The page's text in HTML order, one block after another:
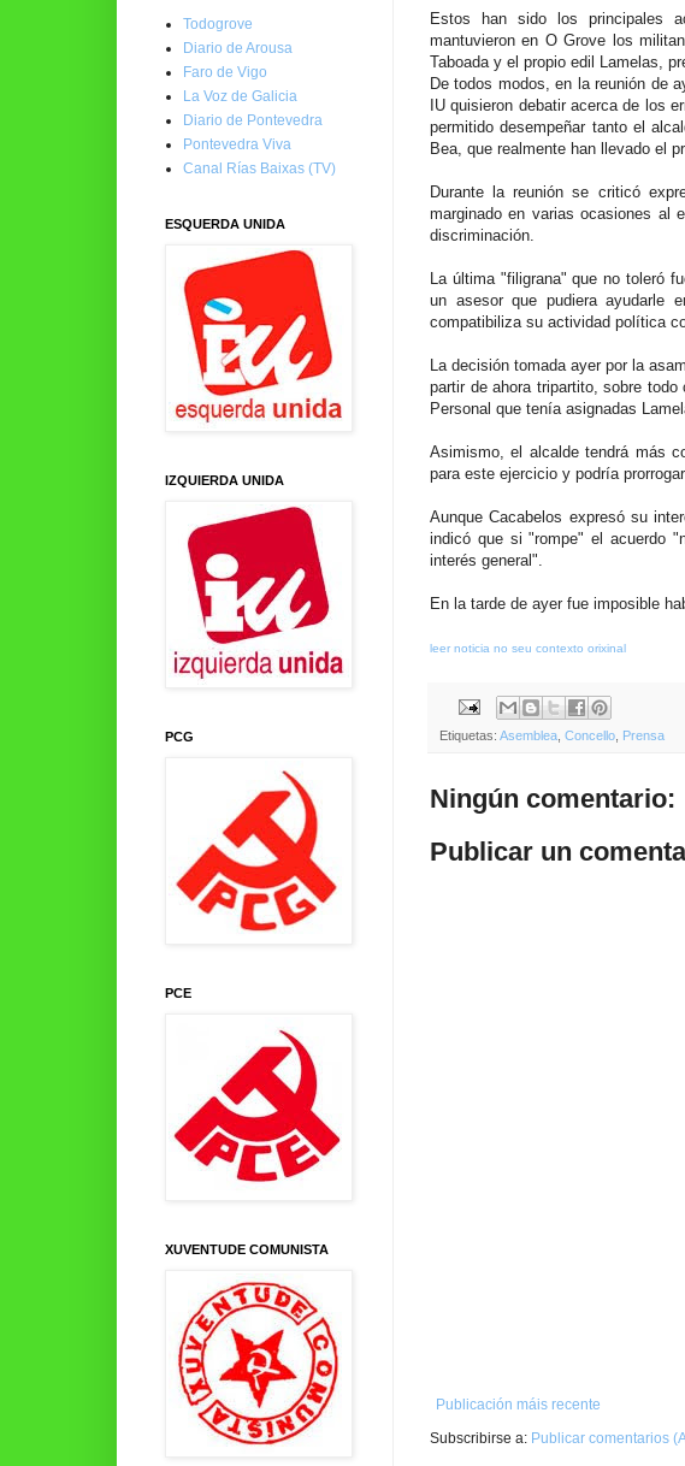
Estos han sido los principales
mantuvieron en O Grove los
Taboada y el propio edil Lamelas,
De todos modos, en la reunión de
IU quisieron debatir acerca de los
permitido desempeñar tanto el
Bea, que realmente han llevado el
Durante la reunión se criticó
marginado en varias ocasiones al
discriminación.
La última "filigrana" que no toleró
un asesor que pudiera ayudarle
compatibiliza su actividad política
La decisión tomada ayer por la
partir de ahora tripartito, sobre
Personal que tenía asignadas
Asimismo, el alcalde tendrá más
para este ejercicio y podría
Aunque Cacabelos expresó su
indicó que si "rompe" el acuerdo
interés general".
En la tarde de ayer fue imposible
leer noticia no seu contexto orixinal
Etiquetas: Asemblea Concello Prensa
Ningún comentario:
Publicar un
Publicación máis recente
Subscribirse a: Publicar comentarios
Todogrove
Diario de Arousa
Faro de Vigo
La Voz de Galicia
Diario de Pontevedra
Pontevedra Viva
Canal Rías Baixas (TV)
ESQUERDA UNIDA
IZQUIERDA UNIDA
PCG
PCE
XUVENTUDE COMUNISTA